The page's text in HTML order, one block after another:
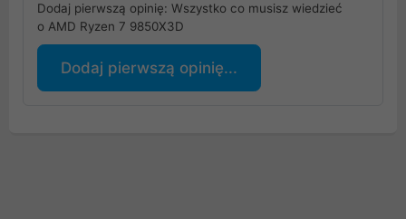
Dodaj pierwszą opinię: Wszystko co musisz wiedzieć
o AMD Ryzen 7 9850X3D
Dodaj pierwszą opinię...